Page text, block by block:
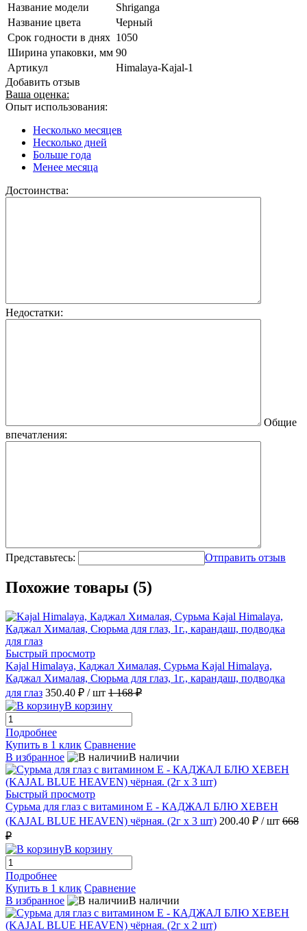
Название модели
Shriganga
Название цвета
Черный
Срок годности в днях 1050
Ширина упаковки, мм 90
Артикул
Himalaya-Kajal-1
Добавить отзыв
Ваша оценка:
Опыт использования:
Несколько месяцев
Несколько дней
Больше года
Менее месяца
Достоинства:
Недостатки:
Общие
впечатления:
Представьтесь: Отправить отзыв
Похожие товары (5)
Быстрый просмотр
Kajal Himalaya, Каджал Хималая, Сурьма Kajal Himalaya,
Каджал Хималая, Сюрьма для глаз, 1г., карандаш, подводка
для глаз 350.40 ₽ / шт 1 168 ₽
В корзину
Подробнее
Купить в 1 клик Сравнение
В избранное
В наличии
Быстрый просмотр
Сурьма для глаз с витамином Е - КАДЖАЛ БЛЮ ХЕВЕН
(KAJAL BLUE HEAVEN) чёрная. (2г х 3 шт) 200.40 ₽ / шт 668
₽
В корзину
Подробнее
Купить в 1 клик Сравнение
В избранное
В наличии